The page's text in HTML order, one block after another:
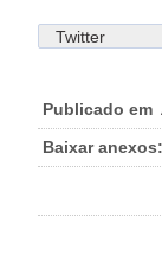
Twitter
Publicado em
Baixar anexos: